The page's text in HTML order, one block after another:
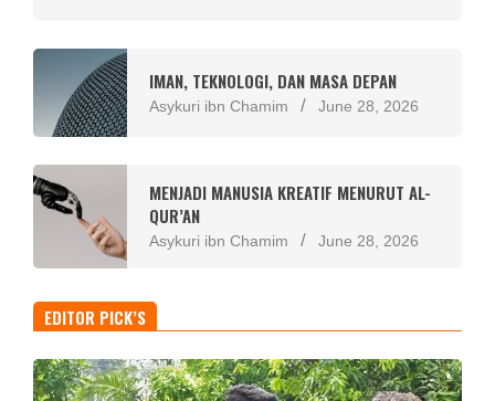
IMAN, TEKNOLOGI, DAN MASA DEPAN
Asykuri ibn Chamim June 28, 2026
MENJADI MANUSIA KREATIF MENURUT AL-
QUR’AN
Asykuri ibn Chamim June 28, 2026
EDITOR PICK’S